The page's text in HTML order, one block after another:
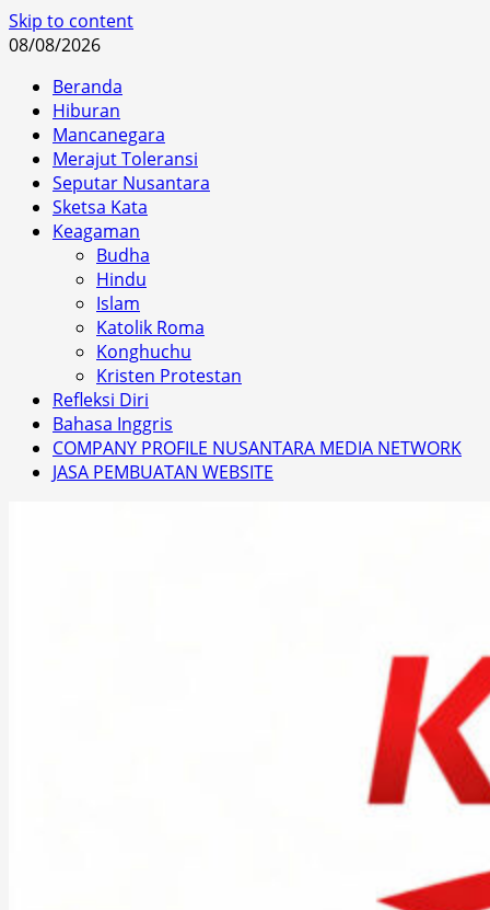
Skip to content
08/08/2026
Beranda
Hiburan
Mancanegara
Merajut Toleransi
Seputar Nusantara
Sketsa Kata
Keagaman
Budha
Hindu
Islam
Katolik Roma
Konghuchu
Kristen Protestan
Refleksi Diri
Bahasa Inggris
COMPANY PROFILE NUSANTARA MEDIA NETWORK
JASA PEMBUATAN WEBSITE